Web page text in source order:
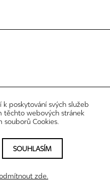
poskytování svých služeb
těchto webových stránek
souborů Cookies.
SOUHLASÍM
zde.